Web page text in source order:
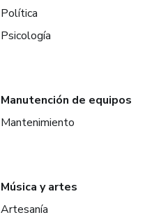
Política
Psicología
Manutención de equipos
Mantenimiento
Música y artes
Artesanía